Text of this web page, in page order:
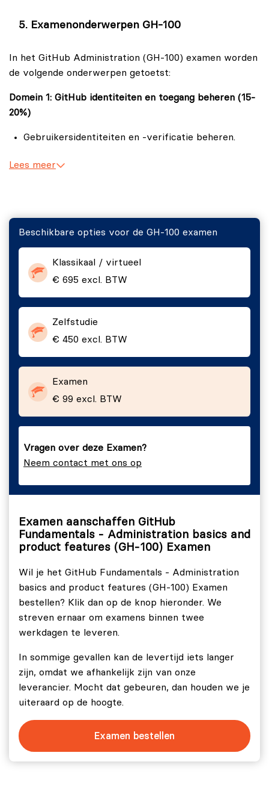
Examenonderwerpen GH-100
In het GitHub Administration (GH‑100) examen worden
de volgende onderwerpen getoetst:
Domein 1: GitHub identiteiten en toegang beheren (15-
20%)
Gebruikersidentiteiten en -verificatie beheren.
en belanghebbenden.
Implementatie en licenties beheren.
Domein 3: Veilige softwareontwikkeling en -naleving
implementeren (25-30%)
Beveiligingsbeleid en -regelsets configureren.
Beveiligingsfuncties voor opslagplaatsen
inschakelen.
API-toegang en -integraties beheren.
Domein 4: Beheer GitHub Actions (20-25%)
Werkstromen en herbruikbare onderdelen
Runners beheren.
optimaliseren (10-15%)
Bedrijfsgebruik en -activiteit bewaken.
Examenopzet
Het GitHub Administration (GH‑100) examen bevat
verschillende soorten vragen, waaronder meerkeuze,
onderdelen. Je krijgt 100 minuten de tijd (of extra tijd
opaanvraagals Engels niet jouw moedertaal is) om het
GH-100 examen af te leggen.
Om te slagen dien je ten minste een score van 700 of
hoger (op een schaal van 1000) te hebben behaald. Het
Lees meer
Beschikbare opties voor de GH-100 examen
Klassikaal / virtueel
€ 695 excl. BTW
Zelfstudie
€ 450 excl. BTW
Examen
€ 99 excl. BTW
Vragen over deze Examen?
Neem contact met ons op
Examen aanschaffen GitHub
Fundamentals - Administration basics and
product features (GH-100) Examen
Wil je het GitHub Fundamentals - Administration
basics and product features (GH-100) Examen
bestellen? Klik dan op de knop hieronder. We
streven ernaar om examens binnen twee
werkdagen te leveren.
In sommige gevallen kan de levertijd iets langer
zijn, omdat we afhankelijk zijn van onze
leverancier. Mocht dat gebeuren, dan houden we je
uiteraard op de hoogte.
Examen bestellen